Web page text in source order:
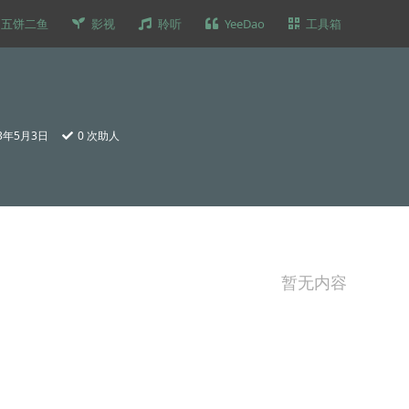
五饼二鱼 影视 聆听 YeeDao 工具箱
5月3日 0 次助人
暂无内容